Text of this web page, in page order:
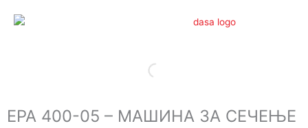
EPA 400-05 – МАШИНА ЗА СЕЧЕЊЕ